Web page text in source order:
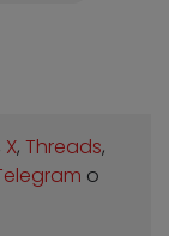
X, Threads,
o